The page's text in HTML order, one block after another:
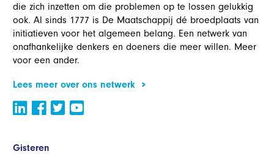
die zich inzetten om die problemen op te lossen gelukkig
ook. Al sinds 1777 is De Maatschappij dé broedplaats van
initiatieven voor het algemeen belang. Een netwerk van
onafhankelijke denkers en doeners die meer willen. Meer
voor een ander.
Lees meer over ons netwerk
Gisteren